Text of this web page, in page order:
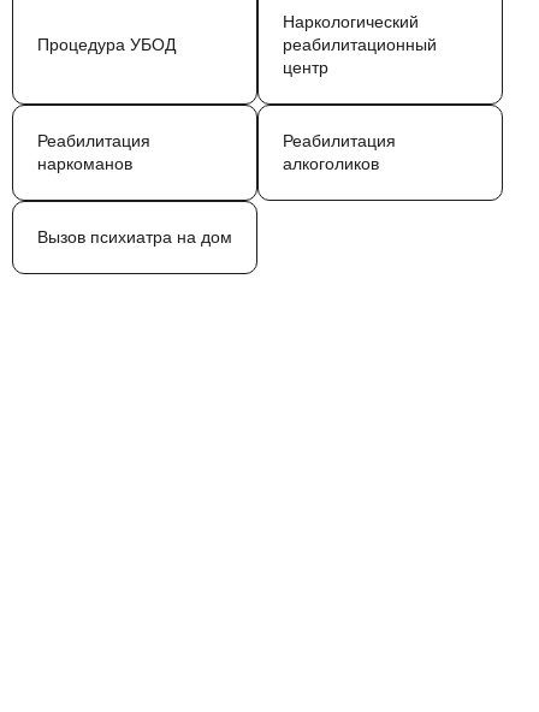
Процедура УБОД
Наркологический
реабилитационный
центр
Реабилитация
наркоманов
Реабилитация
алкоголиков
Вызов психиатра на дом